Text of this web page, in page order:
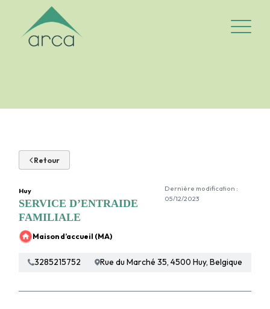
Logo Arca-asbl
Ouvrir/
Retour
Huy
SERVICE D’ENTRAIDE
FAMILIALE
Maison d’accueil (MA)
Dernière modification :
05/12/2023
3285215752 Rue du Marché 35, 4500 Huy, Belgique